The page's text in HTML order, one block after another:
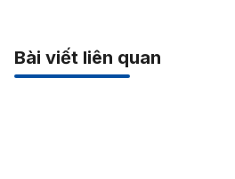
Bài viết liên quan